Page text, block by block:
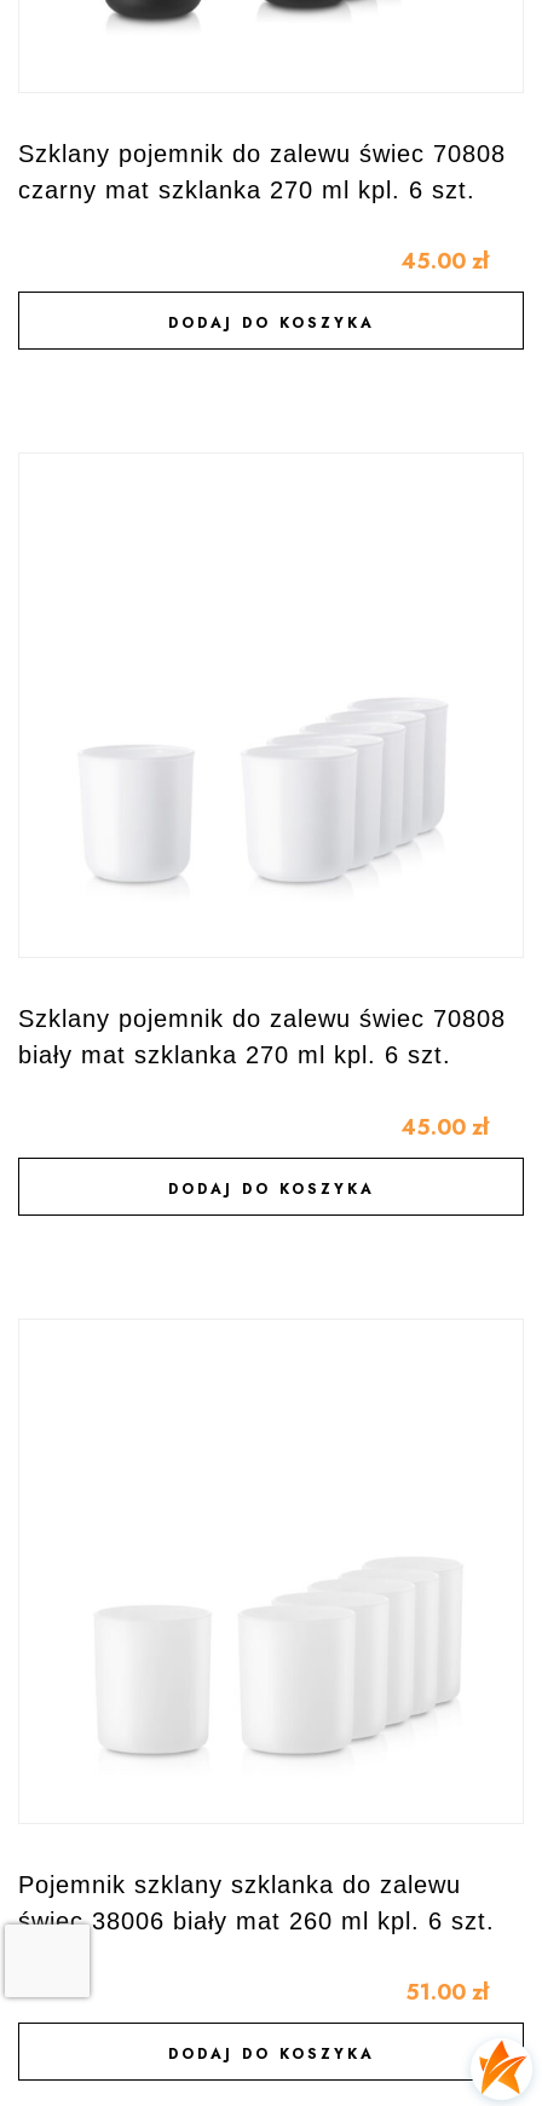
Szklany pojemnik do zalewu świec 70808
czarny mat szklanka 270 ml kpl. 6 szt.
45.00 zł
DODAJ DO KOSZYKA
DODAJ DO ULUBIONYCH
Szklany pojemnik do zalewu świec 70808
biały mat szklanka 270 ml kpl. 6 szt.
45.00 zł
DODAJ DO KOSZYKA
DODAJ DO ULUBIONYCH
Pojemnik szklany szklanka do zalewu
świec 38006 biały mat 260 ml kpl. 6 szt.
51.00 zł
DODAJ DO KOSZYKA
DODAJ DO ULUBIONYCH